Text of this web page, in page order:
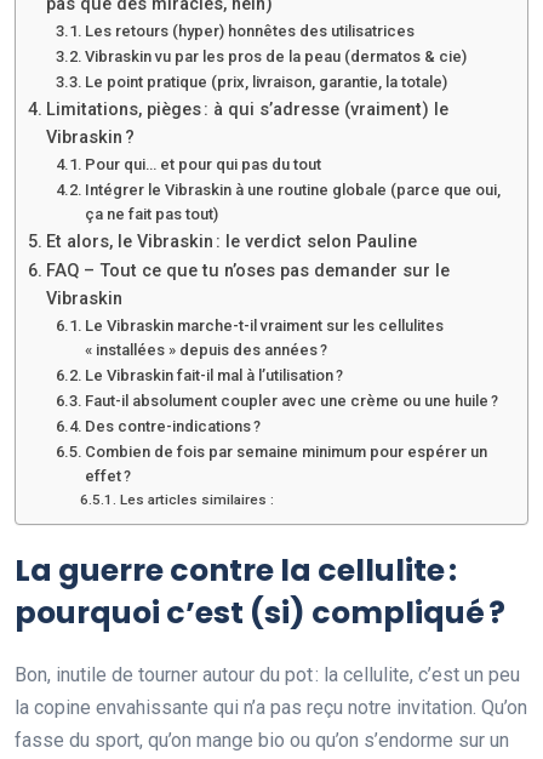
pas que des miracles, hein)
Les retours (hyper) honnêtes des utilisatrices
Vibraskin vu par les pros de la peau (dermatos & cie)
Le point pratique (prix, livraison, garantie, la totale)
Limitations, pièges : à qui s’adresse (vraiment) le
Vibraskin ?
Pour qui… et pour qui pas du tout
Intégrer le Vibraskin à une routine globale (parce que oui,
ça ne fait pas tout)
Et alors, le Vibraskin : le verdict selon Pauline
FAQ – Tout ce que tu n’oses pas demander sur le
Vibraskin
Le Vibraskin marche-t-il vraiment sur les cellulites
« installées » depuis des années ?
Le Vibraskin fait-il mal à l’utilisation ?
Faut-il absolument coupler avec une crème ou une huile ?
Des contre-indications ?
Combien de fois par semaine minimum pour espérer un
effet ?
Les articles similaires :
La guerre contre la cellulite :
pourquoi c’est (si) compliqué ?
Bon, inutile de tourner autour du pot : la cellulite, c’est un peu
la copine envahissante qui n’a pas reçu notre invitation. Qu’on
fasse du sport, qu’on mange bio ou qu’on s’endorme sur un